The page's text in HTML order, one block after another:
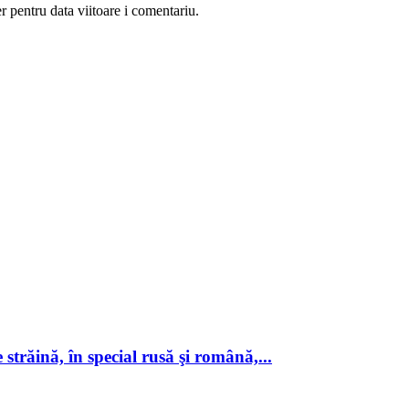
pentru data viitoare i comentariu.
străină, în special rusă şi română,...